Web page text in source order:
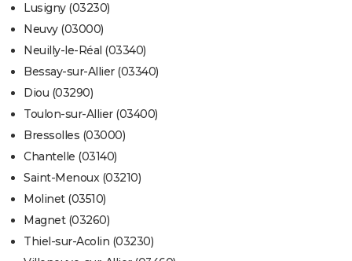
Lusigny (03230)
Neuvy (03000)
Neuilly-le-Réal (03340)
Bessay-sur-Allier (03340)
Diou (03290)
Toulon-sur-Allier (03400)
Bressolles (03000)
Chantelle (03140)
Saint-Menoux (03210)
Molinet (03510)
Magnet (03260)
Thiel-sur-Acolin (03230)